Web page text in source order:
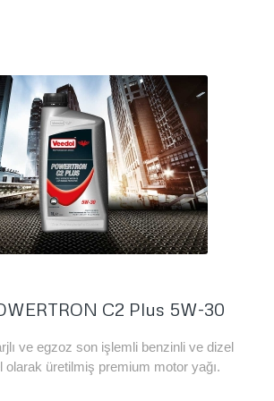
C2 Plus 5W-30
ve egzoz son işlemli benzinli ve dizel
olarak üretilmiş premium motor yağı.